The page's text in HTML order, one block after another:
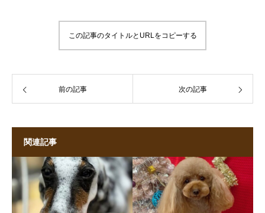
この記事のタイトルとURLをコピーする
前の記事 次の記事
関連記事